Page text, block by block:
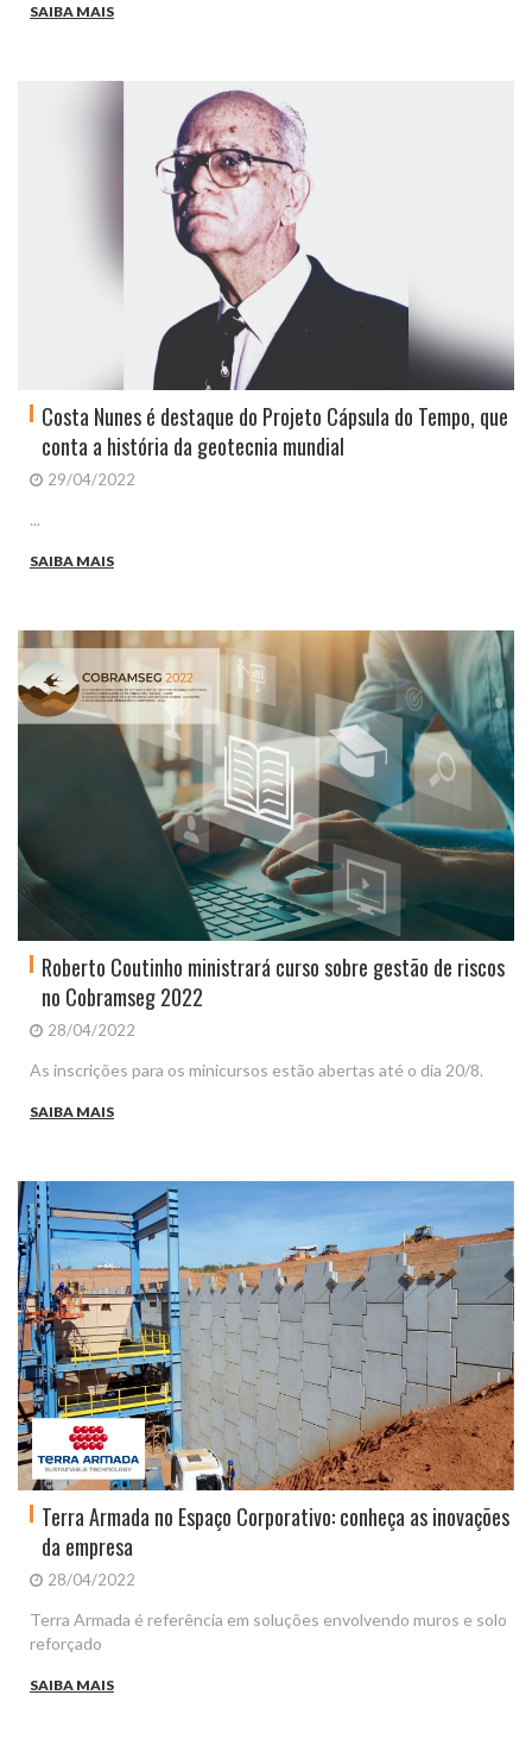
SAIBA MAIS
Costa Nunes é destaque do Projeto Cápsula do Tempo, que
conta a história da geotecnia mundial
29/04/2022
...
SAIBA MAIS
Roberto Coutinho ministrará curso sobre gestão de riscos
no Cobramseg 2022
28/04/2022
As inscrições para os minicursos estão abertas até o dia 20/8.
SAIBA MAIS
Terra Armada no Espaço Corporativo: conheça as inovações
da empresa
28/04/2022
Terra Armada é referência em soluções envolvendo muros e solo
reforçado
SAIBA MAIS